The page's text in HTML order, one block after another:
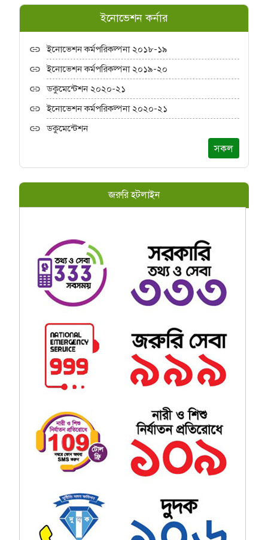
ইনোভেশন কর্নার
ইনোভেশন কর্মপরিকল্পনা ২০১৮-১৯
ইনোভেশন কর্মপরিকল্পনা ২০১৯-২০
ডকুমেন্টেশন ২০২০-২১
ইনোভেশন কর্মপরিকল্পনা ২০২০-২১
ডকুমেন্টেশন
সকল
জরুরি হটলাইন